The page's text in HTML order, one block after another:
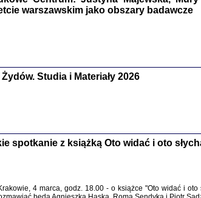
warszawskim jako obszary badawcze
Studia i Materiały 2026
spotkanie z książką Oto widać i oto
4 marca, godz. 18.00 - o książce "Oto widać i oto